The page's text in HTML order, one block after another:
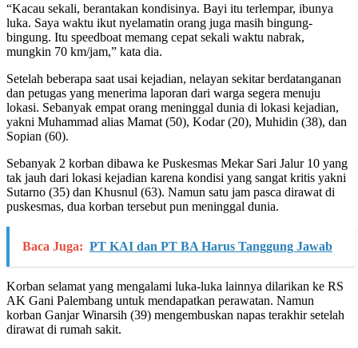
“Kacau sekali, berantakan kondisinya. Bayi itu terlempar, ibunya
luka. Saya waktu ikut nyelamatin orang juga masih bingung-
bingung. Itu speedboat memang cepat sekali waktu nabrak,
mungkin 70 km/jam,” kata dia.
Setelah beberapa saat usai kejadian, nelayan sekitar berdatanganan
dan petugas yang menerima laporan dari warga segera menuju
lokasi. Sebanyak empat orang meninggal dunia di lokasi kejadian,
yakni Muhammad alias Mamat (50), Kodar (20), Muhidin (38), dan
Sopian (60).
Sebanyak 2 korban dibawa ke Puskesmas Mekar Sari Jalur 10 yang
tak jauh dari lokasi kejadian karena kondisi yang sangat kritis yakni
Sutarno (35) dan Khusnul (63). Namun satu jam pasca dirawat di
puskesmas, dua korban tersebut pun meninggal dunia.
Baca Juga: PT KAI dan PT BA Harus Tanggung Jawab
Korban selamat yang mengalami luka-luka lainnya dilarikan ke RS
AK Gani Palembang untuk mendapatkan perawatan. Namun
korban Ganjar Winarsih (39) mengembuskan napas terakhir setelah
dirawat di rumah sakit.